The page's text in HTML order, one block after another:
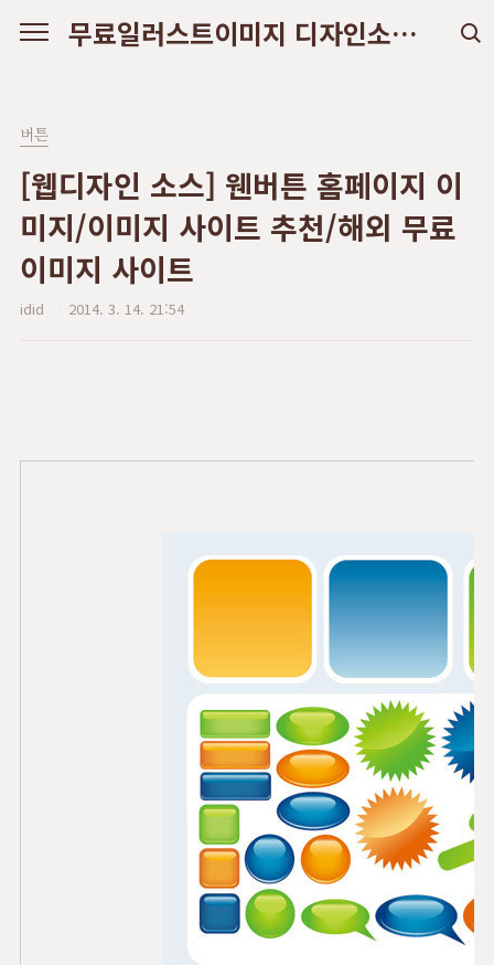
무료일러스트이미지 디자인소스 다운로드
버튼
[웹디자인 소스] 웬버튼 홈페이지 이
미지/이미지 사이트 추천/해외 무료
이미지 사이트
idid 2014. 3. 14. 21:54